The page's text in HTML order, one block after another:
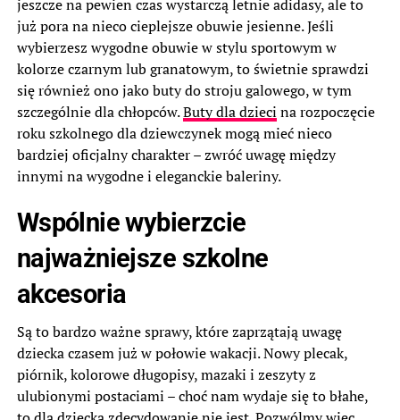
jeszcze na pewien czas wystarczą letnie adidasy, ale to
już pora na nieco cieplejsze obuwie jesienne. Jeśli
wybierzesz wygodne obuwie w stylu sportowym w
kolorze czarnym lub granatowym, to świetnie sprawdzi
się również ono jako buty do stroju galowego, w tym
szczególnie dla chłopców.Buty dla dzieci na rozpoczęcie
roku szkolnego dla dziewczynek mogą mieć nieco
bardziej oficjalny charakter – zwróć uwagę między
innymi na wygodne i eleganckie baleriny.
Wspólnie wybierzcie
najważniejsze szkolne
akcesoria
Są to bardzo ważne sprawy, które zaprzątają uwagę
dziecka czasem już w połowie wakacji. Nowy plecak,
piórnik, kolorowe długopisy, mazaki i zeszyty z
ulubionymi postaciami – choć nam wydaje się to błahe,